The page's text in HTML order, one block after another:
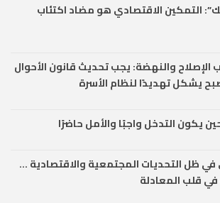
التمكين الاقتصادي هو مضاد اكتئاب
الإصلاح والنهضة: يجب تحديث قانون الأحوال
يشكل تهديدًا لنظام الأسرة
يكون التدخل واجبًا والأمل حاضرًا
ظل التحديات المجتمعية والاقتصادية …
في قلب المعادلة